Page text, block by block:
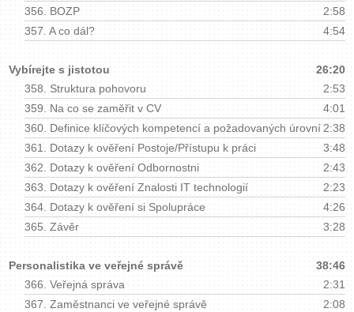
356. BOZP
2:58
357. A co dál? 4:54
Vybírejte s jistotou
26:20
358. Struktura pohovoru
2:53
359. Na co se zaměřit v CV
4:01
360. Definice klíčových kompetencí a požadovaných úrovní2:38
361. Dotazy k ověření Postoje/Přístupu k práci
3:48
362. Dotazy k ověření Odbornostni
2:43
363. Dotazy k ověření Znalosti IT technologií
2:23
364. Dotazy k ověření si Spolupráce
4:26
365. Závěr 3:28
Personalistika ve veřejné správě
38:46
366. Veřejná správa
2:31
367. Zaměstnanci ve veřejné správě
2:08